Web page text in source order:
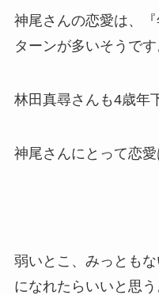
神尾さんの恋愛は、『
ターンが多いそうです
林田真尋さんも4歳年
神尾さんにとって恋愛
弱いとこ、みっとも
になれたらいいと思